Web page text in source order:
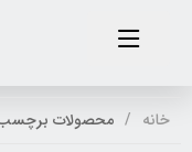
خانه محصولات برچسب